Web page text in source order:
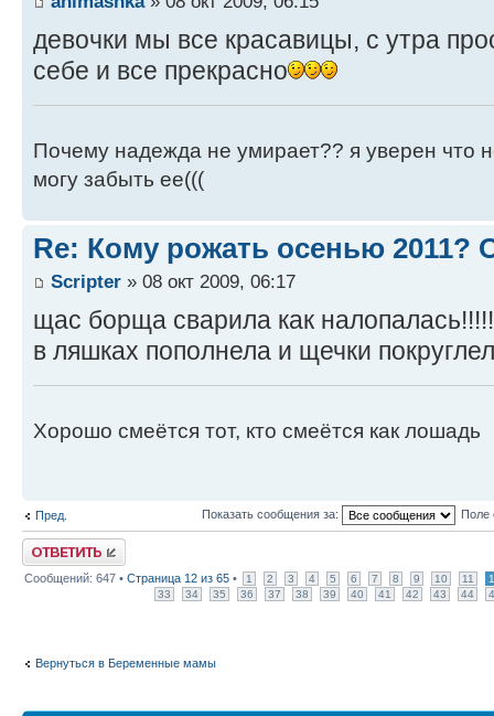
девочки мы все красавицы, с утра
себе и все прекрасно
Почему надежда не умирает?? я уверен что
могу забыть ее(((
Re: Кому рожать осенью 2011?
Scripter » 08 окт 2009, 06:17
щас борща сварила как
в ляшках пополнела и щечки
Хорошо смеётся тот, кто смеётся как лошадь
Пред. Показать сообщения за: Поле
Ответить
Сообщений: 647 • Страница 12 из 65 • 1 2 3 4 5 6 7 8 9 10 11
33
34 35 36 37 38 39 40 41 42 43 44
Вернуться в Беременные мамы